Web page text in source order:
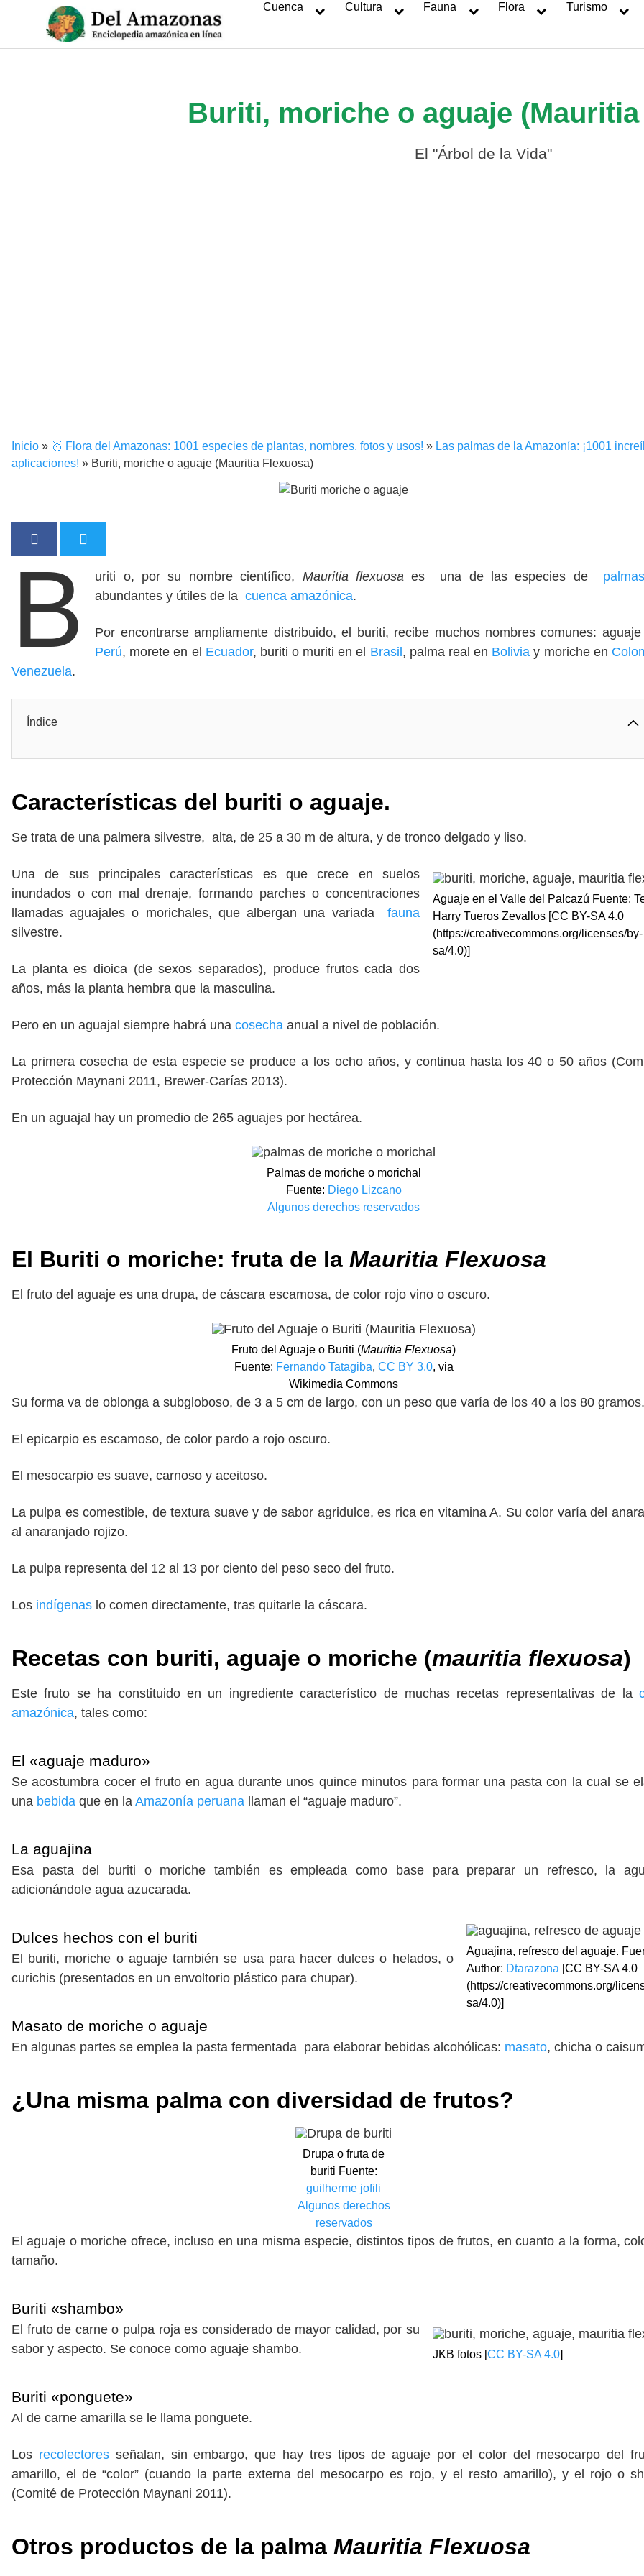
Cuenca Cultura Fauna Flora Turismo
Buriti, moriche o aguaje
El "Árbol de la Vida"
Inicio » 🥇 Flora del Amazonas: 1001 especies de plantas, nombres, fotos y usos! » Las palmas de la Amazonía: ¡1001
aplicaciones! » Buriti, moriche o aguaje (Mauritia Flexuosa)
B uriti o, por su nombre científico, Mauritia flexuosaes una de las especies de palmas
abundantes y útiles de lacuenca amazónica.
Por encontrarse ampliamente distribuido, el buriti, recibe muchos nombres comunes: aguaje
Perú, morete en el Ecuador, buriti o muriti en el Brasil , palma real en Bolivia y moriche en
Venezuela.
Índice
Características del buriti o aguaje.
Se trata de una palmera silvestre, alta, de 25 a 30 m de altura, y de tronco delgado y liso.
Aguaje en el Valle del Palcazú Fuente:
Harry Tueros Zevallos [CC BY-SA 4.0
(https://creativecommons.org/licenses/by-
sa/4.0)]
Una de sus principales características es que crece en suelos
inundados o con mal drenaje, formando parches o concentraciones
llamadas aguajales o morichales, que albergan una variada fauna
silvestre.
La planta es dioica (de sexos separados), produce frutos cada dos
años, más la planta hembra que la masculina.
Pero en un aguajal siempre habrá una cosecha anual a nivel de población.
La primera cosecha de esta especie se produce a los ocho años, y continua hasta los 40 o 50 años
Protección Maynani 2011, Brewer-Carías 2013).
En un aguajal hay un promedio de 265 aguajes por hectárea.
Palmas de moriche o morichal
Fuente: Diego Lizcano
Algunos derechos reservados
El Buriti o moriche: fruta de la Mauritia Flexuosa
El fruto del aguaje es una drupa, de cáscara escamosa, de color rojo vino o oscuro.
Fruto del Aguaje o Buriti (Mauritia Flexuosa)
Fuente: Fernando Tatagiba, CC BY 3.0, via
Wikimedia Commons
Su forma va de oblonga a subgloboso, de 3 a 5 cm de largo, con un peso que varía de los 40 a los 80 gramos.
El epicarpio es escamoso, de color pardo a rojo oscuro.
El mesocarpio es suave, carnoso y aceitoso.
La pulpa es comestible, de textura suave y de sabor agridulce, es rica en vitamina A. Su color varía del
al anaranjado rojizo.
La pulpa representa del 12 al 13 por ciento del peso seco del fruto.
Los indígenas lo comen directamente, tras quitarle la cáscara.
Recetas con buriti, aguaje o moriche (mauritia flexuosa)
Este fruto se ha constituido en un ingrediente característico de muchas recetas representativas de la
amazónica, tales como:
El «aguaje maduro»
Se acostumbra cocer el fruto en agua durante unos quince minutos para formar una pasta con la cual se
una bebida que en la Amazonía peruana llaman el “aguaje maduro”.
La aguajina
Esa pasta del buriti o moriche también es empleada como base para preparar un refresco, la
adicionándole agua azucarada.
Aguajina, refresco del aguaje.
Author: Dtarazona [CC BY-SA 4.0
(https://creativecommons.org/
sa/4.0)]
Dulces hechos con el buriti
El buriti, moriche o aguaje también se usa para hacer dulces o helados, o
curichis (presentados en un envoltorio plástico para chupar).
Masato de moriche o aguaje
En algunas partes se emplea la pasta fermentada para elaborar bebidas alcohólicas: masato, chicha o
¿Una misma palma con diversidad de frutos?
Drupa o fruta de
buriti Fuente:
guilherme jofili
Algunos derechos
reservados
El aguaje o moriche ofrece, incluso en una misma especie, distintos tipos de frutos, en cuanto a la forma,
tamaño.
Buriti «shambo»
JKB fotos [CC BY-SA 4.0]
El fruto de carne o pulpa roja es considerado de mayor calidad, por su
sabor y aspecto. Se conoce como aguaje shambo.
Buriti «ponguete»
Al de carne amarilla se le llama ponguete.
Los recolectoresseñalan, sin embargo, que hay tres tipos de aguaje por el color del mesocarpo del
amarillo, el de “color” (cuando la parte externa del mesocarpo es rojo, y el resto amarillo), y el rojo o
(Comité de Protección Maynani 2011).
Otros productos de la palma Mauritia Flexuosa